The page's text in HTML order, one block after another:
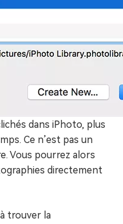
dans iPhoto, plus
Ce n’est pas un
Vous pourrez alors
directement
trouver la